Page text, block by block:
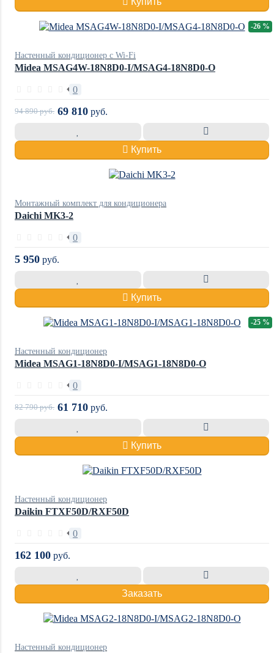
Настенный кондиционер с Wi-Fi
Midea MSAG4W-18N8D0-I/MSAG4-18N8D0-O
0
-26 %
94 890руб. 69 810 руб.
Купить
Монтажный комплект для кондиционера
Daichi MK3-2
0
5 950 руб.
Купить
Настенный кондиционер
Midea MSAG1-18N8D0-I/MSAG1-18N8D0-O
0
-25 %
82 790руб. 61 710 руб.
Купить
Настенный кондиционер
Daikin FTXF50D/RXF50D
0
162 100 руб.
Заказать
Настенный кондиционер